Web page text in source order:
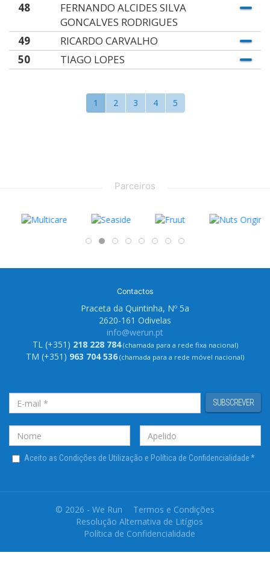
48
FERNANDO ALCIDES SILVA
GONCALVES RODRIGUES
49
RICARDO CARVALHO
50
TIAGO LOPES
1 2 3 4 5
Parceiros
Contactos
Praceta da Quintinha, Nº 5a
2620-161 Odivelas
info@werun.pt
TL (+351) 218 228 784(chamada para a rede fixa nacional)
TM (+351) 963 704 536 (chamada para a rede móvel nacional)
SUBSCREVER
Aceito as Condições de Utilização e Política de Confidencialidade*
© 2026 - We Run
Termos e Condições
Resolução Alternativa de Litígios
Política de Confidencialidade